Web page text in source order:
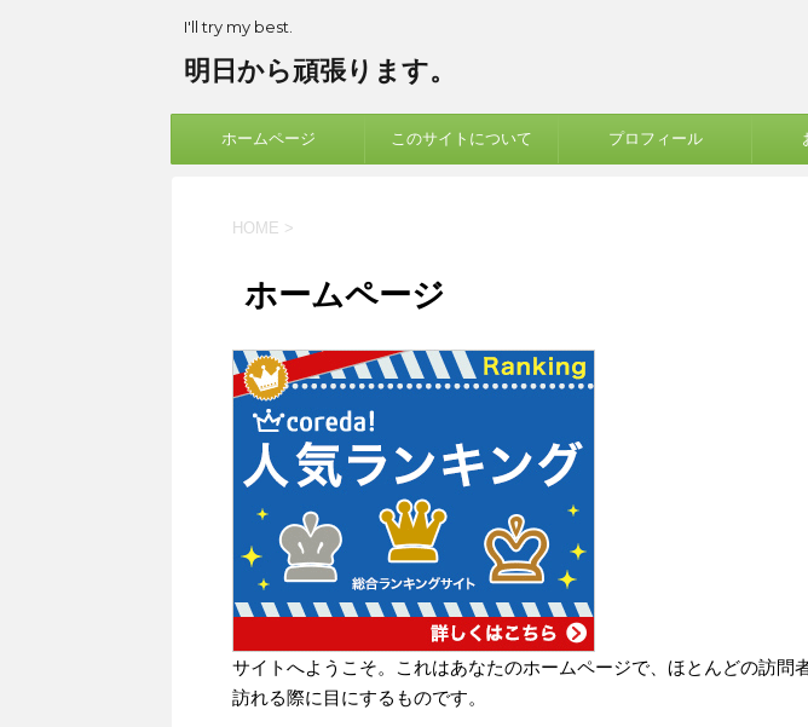
I'll try my best.
明日から頑張ります。
ホームページ このサイトについて プロフィール
HOME >
ホームページ
サイトへようこそ。これはあなたのホームページで、ほとんどの訪問
訪れる際に目にするものです。